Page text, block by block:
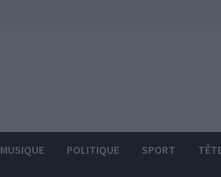
MUSIQUE POLITIQUE SPORT